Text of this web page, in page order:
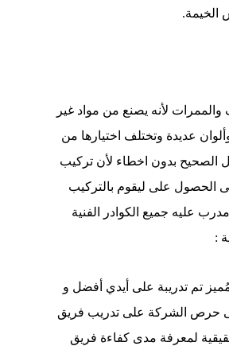
الخيمة.
لأنه يصنع من مواد غير
عديدة وتختلف اختيارها من
الصحيح بدون اخطاء لأن تركيب
الحصول على ليقوم بالتركيب
عليه جميع الكوادر الفنية
:
تم تدريبة على أيدي أفضل و
على حرص الشركة على تدريب فريق
حقيقية لمعرفة مدى كفاءة فريق